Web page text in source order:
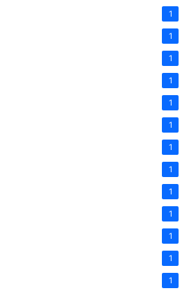
1
1
1
1
1
1
1
1
1
1
1
1
1